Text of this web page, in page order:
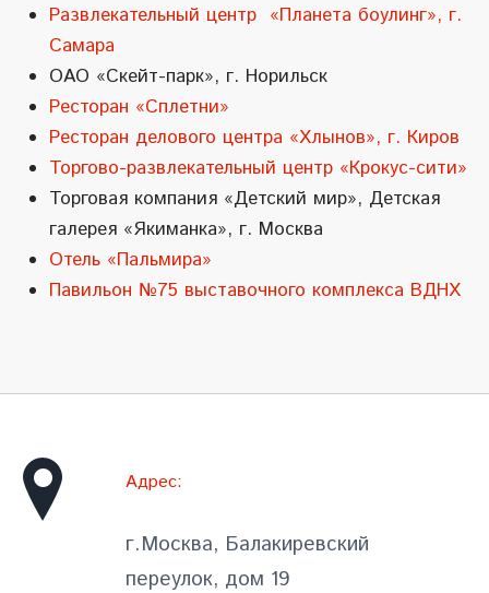
Развлекательный центр «Планета боулинг», г.
Самара
ОАО «Скейт-парк», г. Норильск
Ресторан «Сплетни»
Ресторан делового центра «Хлынов», г. Киров
Торгово-развлекательный центр «Крокус-сити»
Торговая компания «Детский мир», Детская
галерея «Якиманка», г. Москва
Отель «Пальмира»
Павильон №75 выставочного комплекса ВДНХ
Адрес:
г.Москва, Балакиревский
переулок, дом 19